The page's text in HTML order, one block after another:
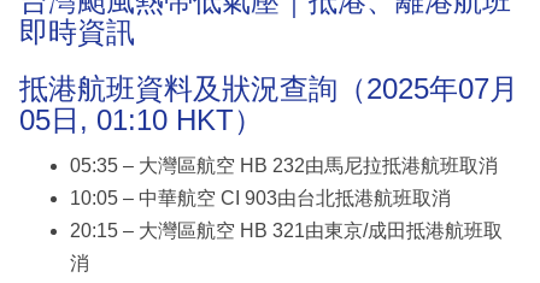
即時資訊
抵港航班資料及狀況查詢（2025年07月
05日, 01:10 HKT）
05:35 – 大灣區航空 HB 232由馬尼拉抵港航班取消
10:05 – 中華航空 CI 903由台北抵港航班取消
20:15 – 大灣區航空 HB 321由東京/成田抵港航班取
消